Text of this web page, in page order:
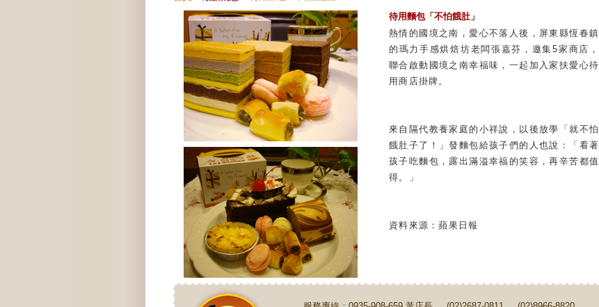
待用麵包「不怕餓肚」
熱情的國境之南，愛心不落人後，屏東縣恆春鎮
的瑪力手感烘焙坊老闆張嘉芬，邀集5家商店，
聯合啟動國境之南幸福味，一起加入家扶愛心待
用商店掛牌。
來自隔代教養家庭的小祥說，以後放學「就不怕
餓肚子了！」發麵包給孩子們的人也說：「看著
孩子吃麵包，露出滿溢幸福的笑容，再辛苦都值
得。」
資料來源：蘋果日報